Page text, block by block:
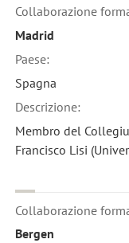
Collaborazione
Madrid
Paese:
Spagna
Descrizione:
Membro del
Francisco Lisi
Collaborazione
Bergen